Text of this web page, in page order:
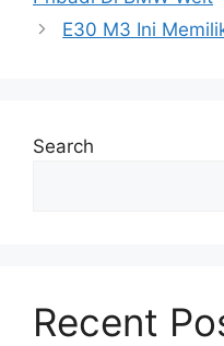
E30 M3 Ini
Search
Recent